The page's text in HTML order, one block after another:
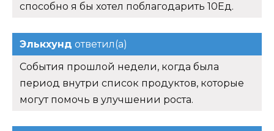
способно я бы хотел поблагодарить 10Ед.
Элькхунд ответил(а)
События прошлой недели, когда была
период внутри список продуктов, которые
могут помочь в улучшении роста.